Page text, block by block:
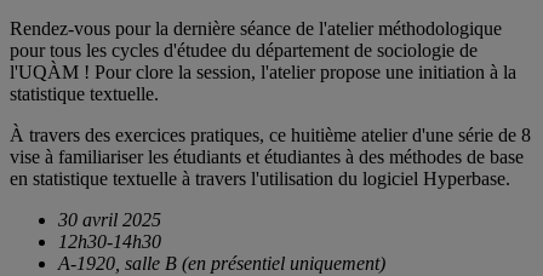
Rendez-vous pour la dernière séance de l'atelier méthodologique
pour tous les cycles d'étudee du département de sociologie de
l'UQÀM ! Pour clore la session, l'atelier propose une initiation à la
statistique textuelle.
À travers des exercices pratiques, ce huitième atelier d'une série de 8
vise à familiariser les étudiants et étudiantes à des méthodes de base
en statistique textuelle à travers l'utilisation du logiciel Hyperbase.
30 avril 2025
12h30-14h30
A-1920, salle B (en présentiel uniquement)